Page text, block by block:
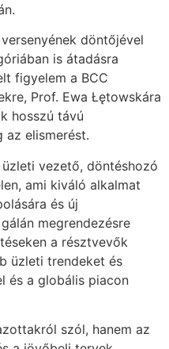
döntőjével
is átadásra
figyelem a BCC
Prof. Ewa Łętowskára
hosszú távú
az elismerést.
vezető, döntéshozó
ami kiváló alkalmat
és új
megrendezésre
a résztvevők
üzleti trendeket és
és a globális piacon
szól, hanem az